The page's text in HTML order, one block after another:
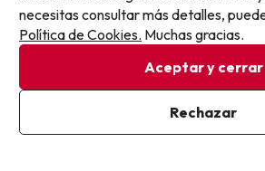
Sobre Buscounchollo.com
Top destinos
Hoteles Andalucía
necesitas consultar más detalles,
Política de Cookies. Muchas gracias.
Aceptar y cerrar
Rechazar